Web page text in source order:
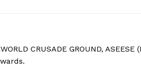
CRUSADE GROUND, ASEESE